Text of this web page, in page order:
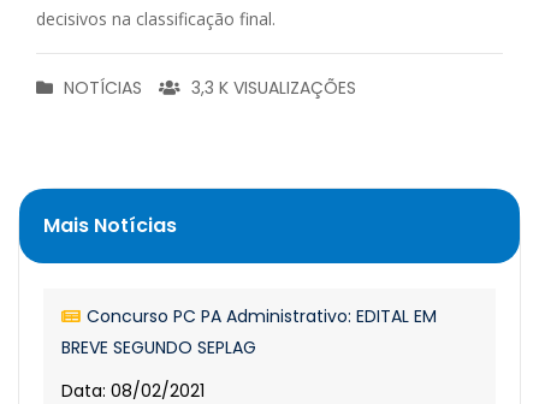
decisivos na classificação final.
NOTÍCIAS 3,3 K VISUALIZAÇÕES
Mais Notícias
Concurso PC PA Administrativo: EDITAL EM
BREVE SEGUNDO SEPLAG
Data: 08/02/2021